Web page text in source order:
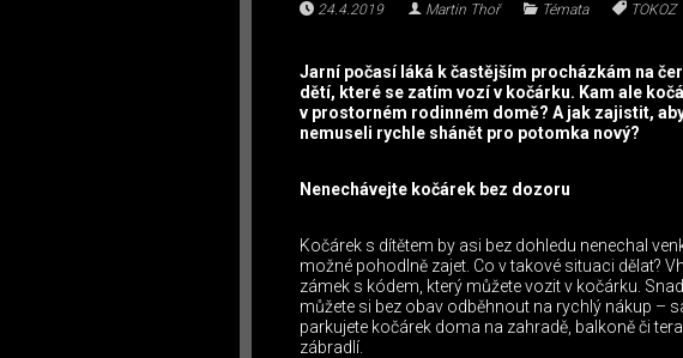
24.4.2019 Martin Thoř Témata TOKOZ
Jarní počasí láká k častějším procházkám na
dětí, které se zatím vozí v kočárku. Kam ale
v prostorném rodinném domě? A jak zajistit,
nemuseli rychle shánět pro potomka nový?
Nenechávejte kočárek bez dozoru
Kočárek s dítětem by asi bez dohledu nenechal
možné pohodlně zajet. Co v takové situaci dělat?
zámek s kódem, který můžete vozit v kočárku.
můžete si bez obav odběhnout na rychlý nákup –
parkujete kočárek doma na zahradě, balkoně či
zábradlí.